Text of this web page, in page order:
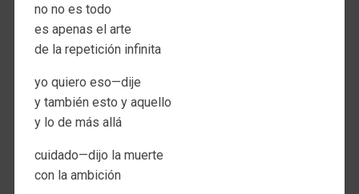
no no es todo
es apenas el arte
de la repetición infinita
yo quiero eso—dije
y también esto y aquello
y lo de más allá
cuidado—dijo la muerte
con la ambición